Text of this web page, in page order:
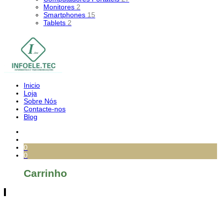
Monitores 2
Smartphones 15
Tablets 2
Inicio
Loja
Sobre Nós
Contacte-nos
Blog
0
0
Carrinho